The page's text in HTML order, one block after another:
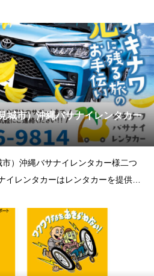
城市）沖縄バサナイレンタカー
）沖縄バサナイレンタカー様二つ
レンタカーはレンタカーを提供す